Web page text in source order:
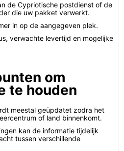
de Cypriotische postdienst of de
die uw pakket verwerkt.
in op de aangegeven plek.
verwachte levertijd en mogelijke
om
te houden
meestal geüpdatet zodra het
of land binnenkomt.
kan de informatie tijdelijk
tussen verschillende